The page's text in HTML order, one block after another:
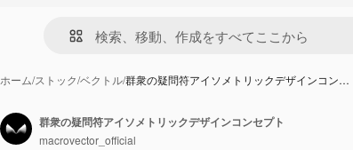
ホーム/ストック/ベクトル/群衆の疑問符アイソメトリックデザインコン…
群衆の疑問符アイソメトリックデザインコンセプト
macrovector_official